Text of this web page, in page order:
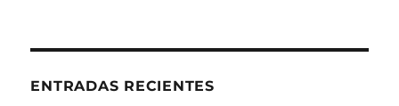
ENTRADAS RECIENTES